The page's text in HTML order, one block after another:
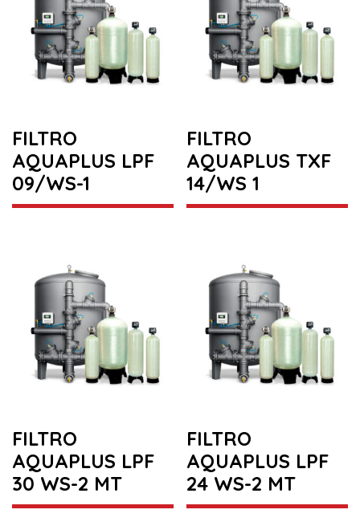
FILTRO
AQUAPLUS LPF
09/WS-1
FILTRO
AQUAPLUS TXF
14/WS 1
FILTRO
AQUAPLUS LPF
30 WS-2 MT
FILTRO
AQUAPLUS LPF
24 WS-2 MT